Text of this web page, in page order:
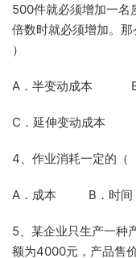
500件就必须增加一名
倍数时就必须增加。
）
A．半变动成本 B
C．延伸变动成本
4、作业消耗一定的
A．成本 B．时
5、某企业只生产一种
额为4000元，产品售